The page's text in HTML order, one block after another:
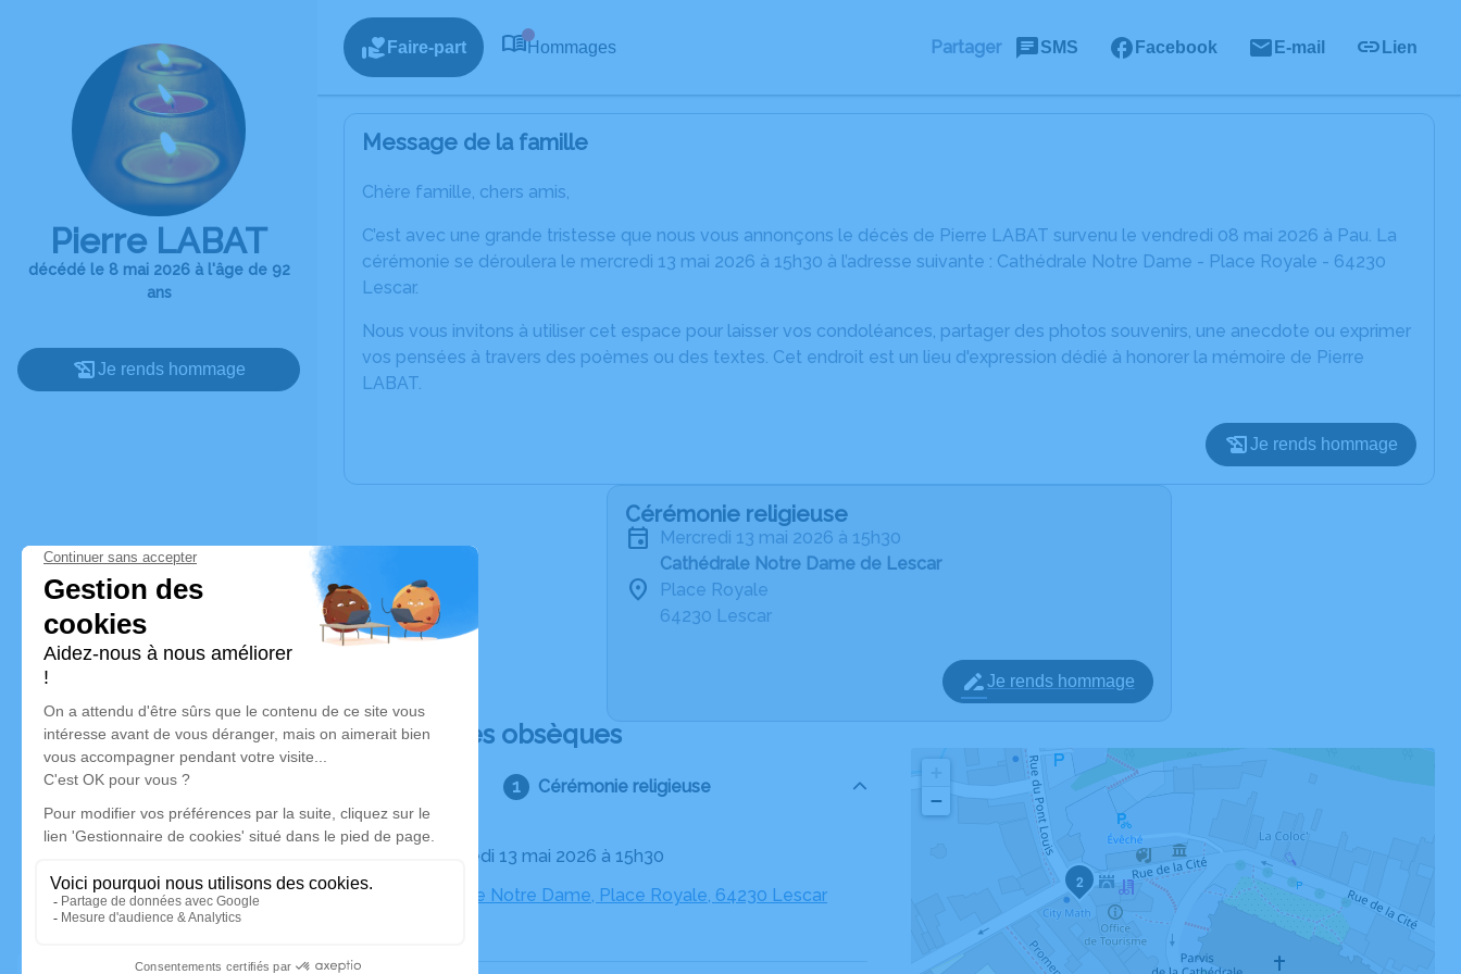
Pierre LABAT
décédé le 8 mai 2026 à l'âge de 92
ans
Je rends hommage
Faire-part Hommages Partager SMS Facebook E-mail Lien
Message de la famille
Chère famille, chers amis,
C’est avec une grande tristesse que nous vous annonçons le décès de Pierre LABAT survenu le vendredi 08 mai 2026 à Pau. La
cérémonie se déroulera le mercredi 13 mai 2026 à 15h30 à l’adresse suivante : Cathédrale Notre Dame - Place Royale - 64230
Lescar.
Nous vous invitons à utiliser cet espace pour laisser vos condoléances, partager des photos souvenirs, une anecdote ou exprimer
vos pensées à travers des poèmes ou des textes. Cet endroit est un lieu d'expression dédié à honorer la mémoire de Pierre
LABAT.
Je rends hommage
Cérémonie religieuse
mercredi 13 mai 2026 à 15h30
Cathédrale Notre Dame de Lescar
Place Royale
64230 Lescar
Je rends hommage
Déroulé des obsèques
Cérémonie religieuse
Le mercredi 13 mai 2026 à 15h30
Cathédrale Notre Dame, Place Royale, 64230 Lescar
2
−